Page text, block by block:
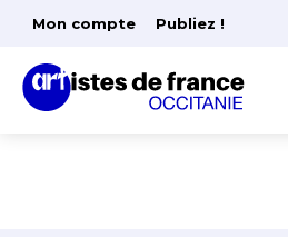
Mon compte Publiez !